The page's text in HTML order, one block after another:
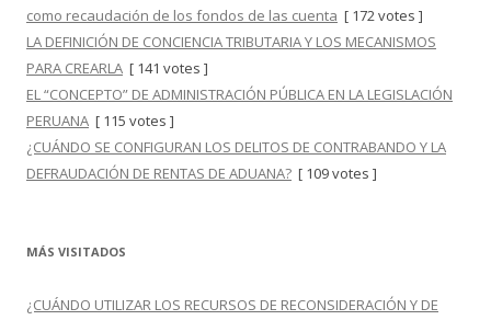
como recaudación de los fondos de las cuenta [ 172 votes ]
LA DEFINICIÓN DE CONCIENCIA TRIBUTARIA Y LOS MECANISMOS
PARA CREARLA [ 141 votes ]
EL “CONCEPTO” DE ADMINISTRACIÓN PÚBLICA EN LA LEGISLACIÓN
PERUANA [ 115 votes ]
¿CUÁNDO SE CONFIGURAN LOS DELITOS DE CONTRABANDO Y LA
DEFRAUDACIÓN DE RENTAS DE ADUANA? [ 109 votes ]
MÁS VISITADOS
¿CUÁNDO UTILIZAR LOS RECURSOS DE RECONSIDERACIÓN Y DE